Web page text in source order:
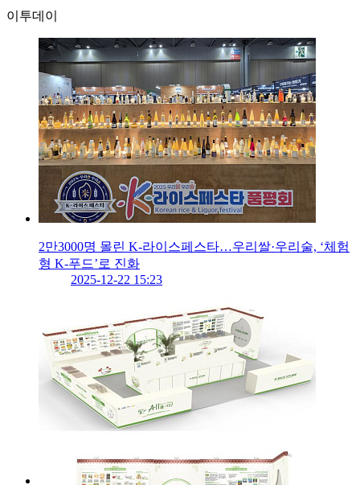
이투데이
2만3000명 몰린 K-라이스페스타…우리쌀·우리술, ‘체험
형 K-푸드’로 진화
2025-12-22 15:23